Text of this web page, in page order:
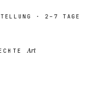
· 2–7 TAGE
Art